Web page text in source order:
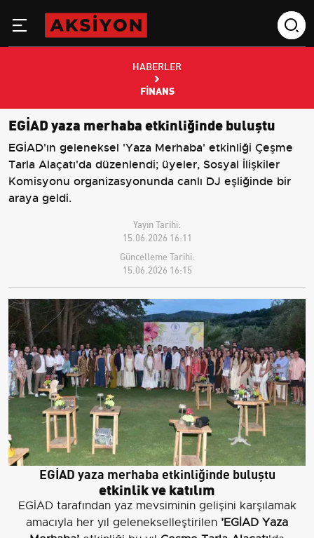
HABERLER
FINANS
EGİAD yaza merhaba etkinliğinde buluştu
EGİAD'ın geleneksel 'Yaza Merhaba' etkinliği Çeşme
Tarla Alaçatı'da düzenlendi; üyeler, Sosyal İlişkiler
Komisyonu organizasyonunda canlı DJ eşliğinde bir
araya geldi.
Yayın Tarihi:
15.06.2026 16:11
Güncelleme Tarihi:
15.06.2026 16:15
EGİAD yaza merhaba etkinliğinde buluştu
etkinlik ve katılım
EGİAD tarafından yaz mevsiminin gelişini karşılamak
amacıyla her yıl gelenekselleştirilen ’EGİAD Yaza